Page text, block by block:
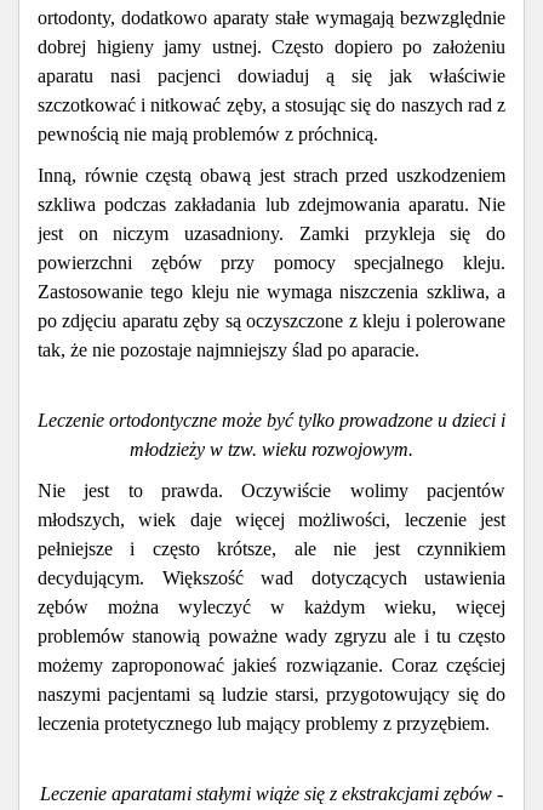
ortodonty, dodatkowo aparaty stałe wymagają bezwzględnie
dobrej higieny jamy ustnej. Często dopiero po założeniu
aparatu nasi pacjenci dowiaduj ą się jak właściwie
szczotkować i nitkować zęby, a stosując się do naszych rad z
pewnością nie mają problemów z próchnicą.
Inną, równie częstą obawą jest strach przed uszkodzeniem
szkliwa podczas zakładania lub zdejmowania aparatu. Nie
jest on niczym uzasadniony. Zamki przykleja się do
powierzchni zębów przy pomocy specjalnego kleju.
Zastosowanie tego kleju nie wymaga niszczenia szkliwa, a
po zdjęciu aparatu zęby są oczyszczone z kleju i polerowane
tak, że nie pozostaje najmniejszy ślad po aparacie.
Leczenie ortodontyczne może być tylko prowadzone u dzieci i
młodzieży w tzw. wieku rozwojowym.
Nie jest to prawda. Oczywiście wolimy pacjentów
młodszych, wiek daje więcej możliwości, leczenie jest
pełniejsze i często krótsze, ale nie jest czynnikiem
decydującym. Większość wad dotyczących ustawienia
zębów można wyleczyć w każdym wieku, więcej
problemów stanowią poważne wady zgryzu ale i tu często
możemy zaproponować jakieś rozwiązanie. Coraz częściej
naszymi pacjentami są ludzie starsi, przygotowujący się do
leczenia protetycznego lub mający problemy z przyzębiem.
Leczenie aparatami stałymi wiąże się z ekstrakcjami zębów -